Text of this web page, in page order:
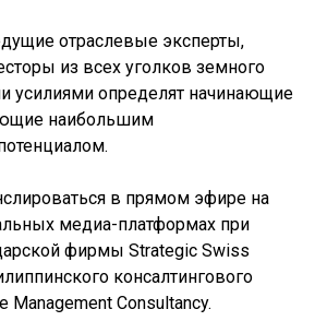
отраслевые эксперты,
из всех уголков земного
усилиями определят начинающие
наибольшим
в прямом эфире на
медиа-платформах при
фирмы Strategic Swiss
консалтингового
Management Consultancy.